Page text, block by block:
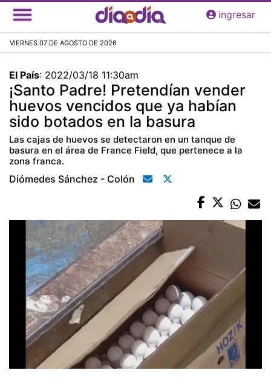
Pasar
al
principal
ingresar
VIERNES 07 DE AGOSTO DE 2026
El País: 2022/03/18 11:30am
¡Santo Padre! Pretendían vender
huevos vencidos que ya habían
sido botados en la basura
Las cajas de huevos se detectaron en un tanque de
basura en el área de France Field, que pertenece a la
zona franca.
Diómedes Sánchez - Colón